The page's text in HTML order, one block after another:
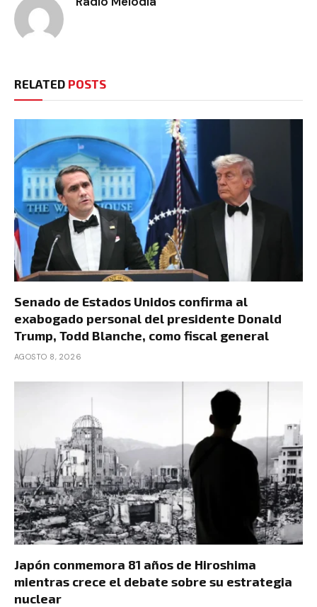
RELATED POSTS
Senado de Estados Unidos confirma al
exabogado personal del presidente Donald
Trump, Todd Blanche, como fiscal general
AGOSTO 8, 2026
Japón conmemora 81 años de Hiroshima
mientras crece el debate sobre su estrategia
nuclear